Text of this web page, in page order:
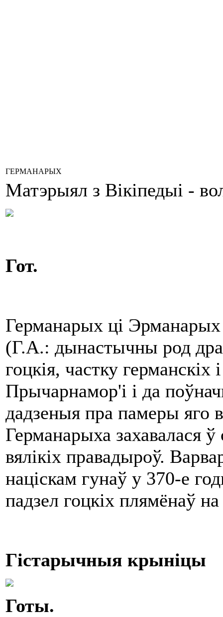
ГЕРМАНАРЫХ
Матэрыял з Вікіпедыі -
Гот.
Германарых ці
(Г.А.: дынастычны род
гоцкія, частку
Прычарнамор'і і да
дадзеныя пра памеры яго
Германарыха захавалася
вялікіх правадыроў.
націскам гунаў у 370-е
падзел гоцкіх плямёнаў на
Гістарычныя крыніцы
Готы.